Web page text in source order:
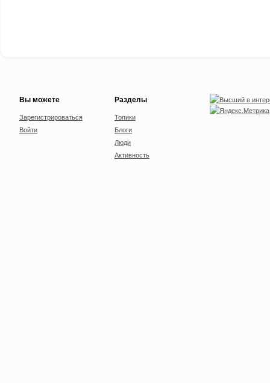
Вы можете
Зарегистрироваться
Войти
Разделы
Топики
Блоги
Люди
Активность